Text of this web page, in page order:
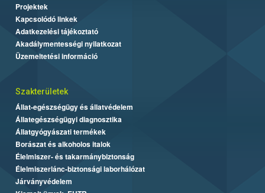
Projektek
Kapcsolódó linkek
Adatkezelési tájékoztató
Akadálymentességi nyilatkozat
Üzemeltetési információ
Szakterületek
Állat-egészségügy és állatvédelem
Állategészségügyi diagnosztika
Állatgyógyászati termékek
Borászat és alkoholos italok
Élelmiszer- és takarmánybiztonság
Élelmiszerlánc-biztonsági laborhálózat
Járványvédelem